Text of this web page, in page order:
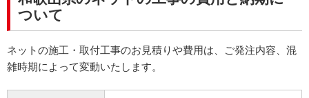
ついて
ネットの施工・取付工事のお見積りや費用は、ご発注内容、混
雑時期によって変動いたします。